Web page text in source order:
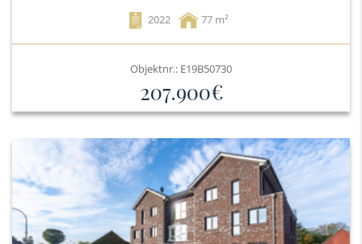
2022 77
Objektnr.: E19B50730
207.900€